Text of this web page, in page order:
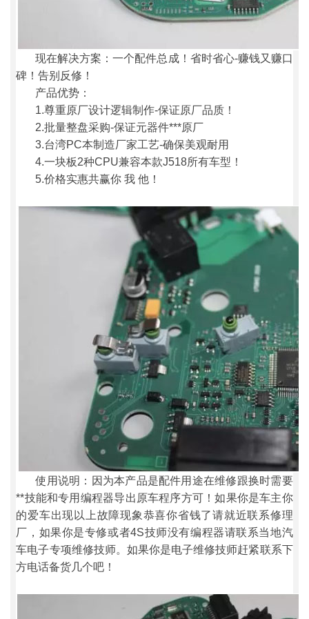
现在解决方案：一个配件总成！省时省心-赚钱又赚口
碑！告别反修！
产品优势：
1.尊重原厂设计逻辑制作-保证原厂品质！
2.批量整盘采购-保证元器件***原厂
3.台湾PC本制造厂家工艺-确保美观耐用
4.一块板2种CPU兼容本款J518所有车型！
5.价格实惠共赢你 我 他！
使用说明：因为本产品是配件用途在维修跟换时需要
**技能和专用编程器导出原车程序方可！如果你是车主你
的爱车出现以上故障现象恭喜你省钱了请就近联系修理
厂，如果你是专修或者4S技师没有编程器请联系当地汽
车电子专项维修技师。如果你是电子维修技师赶紧联系下
方电话备货几个吧！